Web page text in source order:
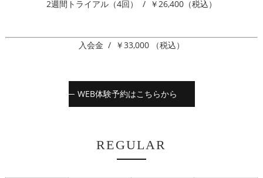
2週間トライアル（4回） / ￥26,400（税込）
入会金 / ￥33,000 （税込）
WEB体験予約はこちらから
REGULAR